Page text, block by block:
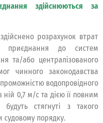
здійснюються за
розрахунок втрат
приєднання до систем
та/або централізованого
чинного законодавства
водопровідного
0,7 м/с та дією її повним
стягнуті з такого
судовому порядку.